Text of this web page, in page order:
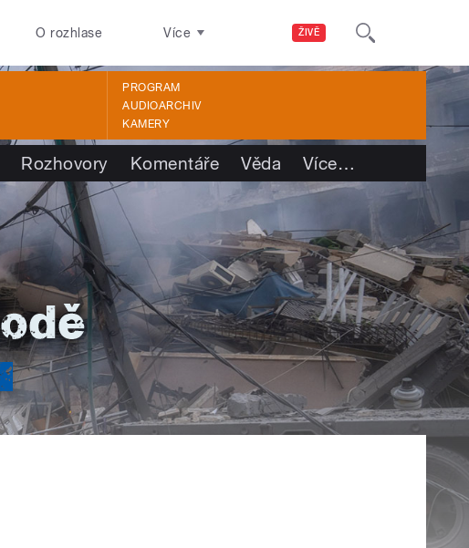
ŽIVĚ
O rozhlase Více
PROGRAM
AUDIOARCHIV
KAMERY
Rozhovory Komentáře Věda Více…